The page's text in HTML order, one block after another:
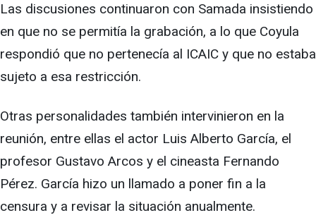
Las discusiones continuaron con Samada insistiendo
en que no se permitía la grabación, a lo que Coyula
respondió que no pertenecía al ICAIC y que no estaba
sujeto a esa restricción.
Otras personalidades también intervinieron en la
reunión, entre ellas el actor Luis Alberto García, el
profesor Gustavo Arcos y el cineasta Fernando
Pérez. García hizo un llamado a poner fin a la
censura y a revisar la situación anualmente.